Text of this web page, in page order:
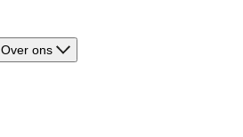
Over ons